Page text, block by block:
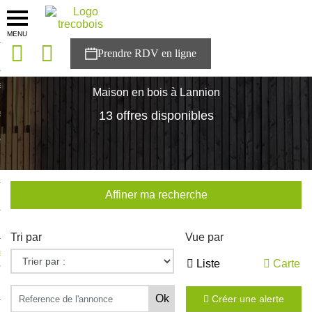
MENU
solutions
Trecobois
à NESTOR
Maison en bois à Lannion
13 offres disponibles
Affiner ma recherche
Tri par Vue par
Liste Carte
Créer une alerte